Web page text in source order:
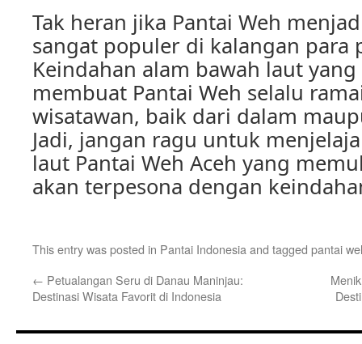
Tak heran jika Pantai Weh
sangat populer di kalangan para
Keindahan alam bawah laut
membuat Pantai Weh selalu
wisatawan, baik dari dalam
Jadi, jangan ragu untuk
laut Pantai Weh Aceh yang
akan terpesona dengan
This entry was posted in Pantai Indonesia and tagged pantai
← Petualangan Seru di Danau Maninjau:
Destinasi Wisata Favorit di Indonesia